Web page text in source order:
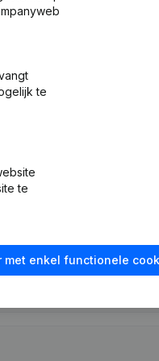
te
te
met enkel functionele